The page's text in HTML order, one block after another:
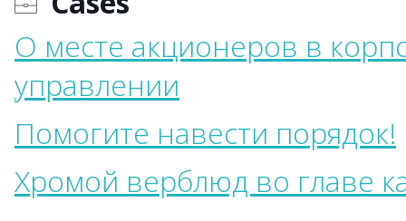
О месте акционеров в
управлении
Помогите навести порядок!
Хромой верблюд во главе